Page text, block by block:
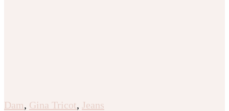
Dam, Gina Tricot, Jeans